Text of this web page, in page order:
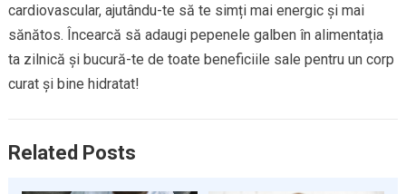
cardiovascular, ajutându-te să te simți mai energic și mai
sănătos. Încearcă să adaugi pepenele galben în alimentația
ta zilnică și bucură-te de toate beneficiile sale pentru un corp
curat și bine hidratat!
Related Posts